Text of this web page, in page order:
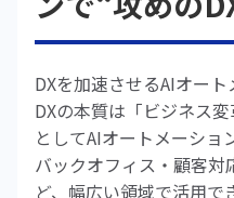
DXを加速させるAIオート
DXの本質は「ビジネス
としてAIオートメーショ
バックオフィス・顧客対
ど、幅広い領域で活用で